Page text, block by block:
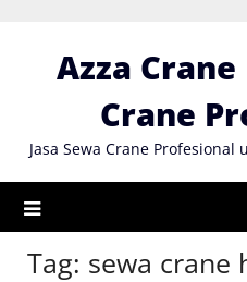
contentAzza Crane
Crane
Jasa Sewa Crane
Tag: sewa crane